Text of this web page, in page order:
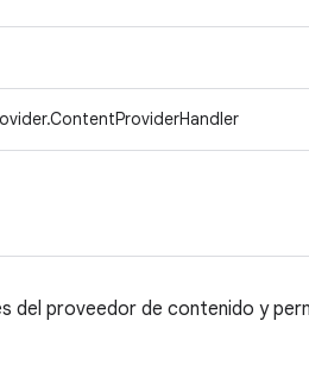
del proveedor de contenido y